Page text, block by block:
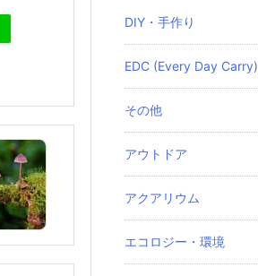
DIY・手作り
EDC (Every Day Carry)
その他
アウトドア
アクアリウム
エコロジー・環境